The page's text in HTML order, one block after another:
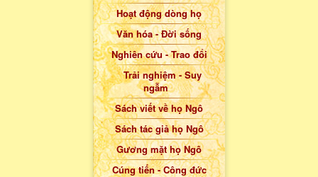
Hoạt động dòng họ
Văn hóa - Đời sống
Nghiên cứu - Trao đổi
Trải nghiệm - Suy
ngẫm
Sách viết về họ Ngô
Sách tác giả họ Ngô
Gương mặt họ Ngô
Cúng tiến - Công đức